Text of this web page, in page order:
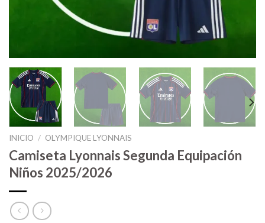
INICIO / OLYMPIQUE LYONNAIS
Camiseta Lyonnais Segunda Equipación
Niños 2025/2026